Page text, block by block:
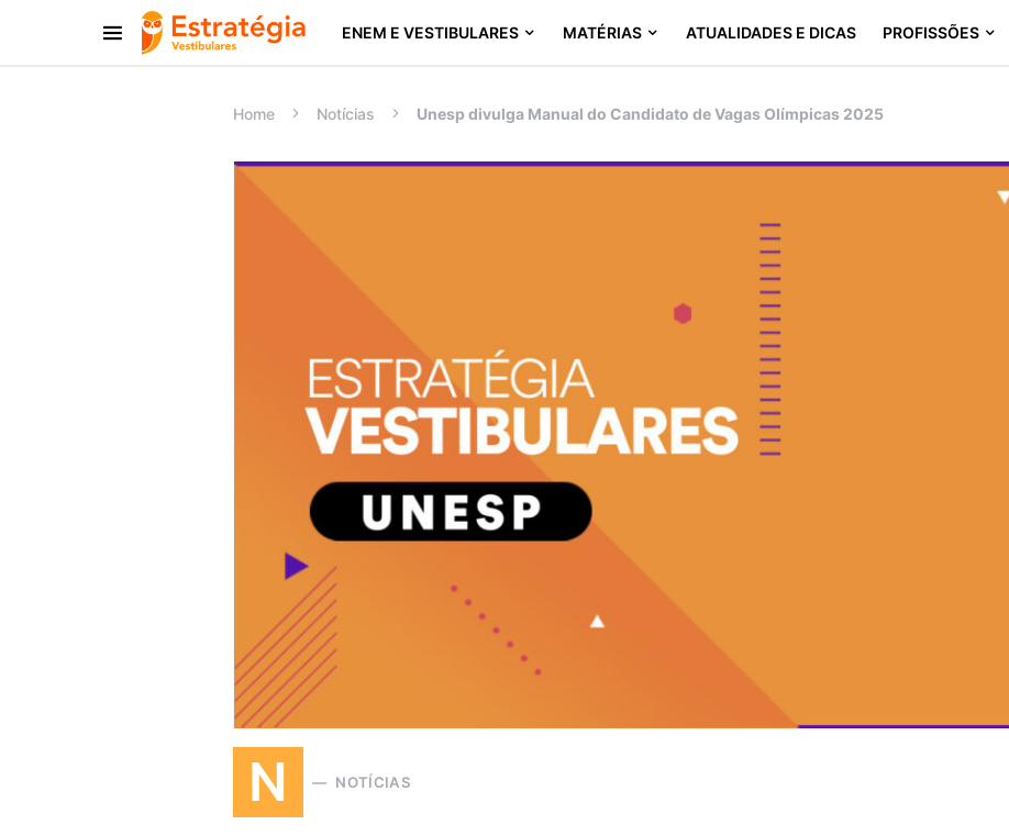
ENEM E VESTIBULARES MATÉRIAS ATUALIDADES E DICAS PROFISSÕES
Procurar:
Home Notícias Unesp divulga Manual do Candidato de Vagas Olímpicas 2025
N NOTÍCIAS